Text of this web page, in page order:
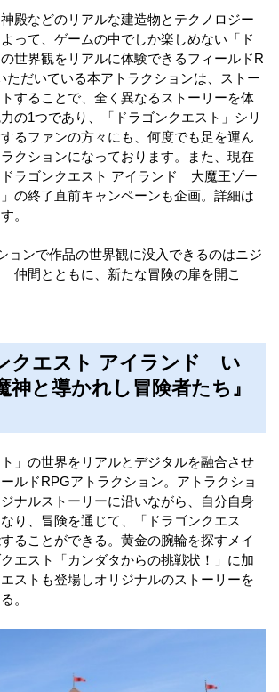
殿などのリアルな建造物とテクノロジー
って、ゲームの中でしか楽しめない「ド
世界観をリアルに体験できるフィールドR
ただいている本アトラクションは、ストー
することで、全く異なるストーリーを体
の1つであり、「ドラゴンクエスト」シリ
るファンの方々にも、何度でも足を運ん
クションになっております。また、現在
ラゴンクエスト アイランド 大魔王ゾー
の終了直前キャンペーンも企画。詳細は
。
ョンで作品の世界観に没入できるのはニジ
仲間とともに、新たな冒険の扉を開こ
クエスト アイランド い
神と導かれし冒険者たち』
ト」の世界をリアルとデジタルを融合させ
ルドRPGアトラクション。アトラクショ
ナルストーリーに沿いながら、自分自身
り、冒険を通じて、「ドラゴンクエス
ることができる。黄金の腕輪を探すメイ
エスト「カンダタからの挑戦状！」に加
ストも登場しオリジナルのストーリーを
。